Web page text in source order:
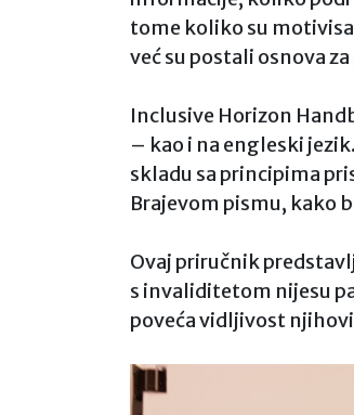
tome koliko su
već su postali osnova
Inclusive Horizon
– kao i na engleski
skladu sa principima
Brajevom pismu, kako
Ovaj priručnik
s invaliditetom nijesu
poveća vidljivost